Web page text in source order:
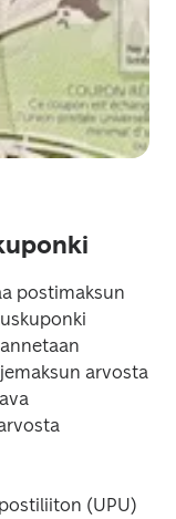
postimaksun
arvosta
(UPU)